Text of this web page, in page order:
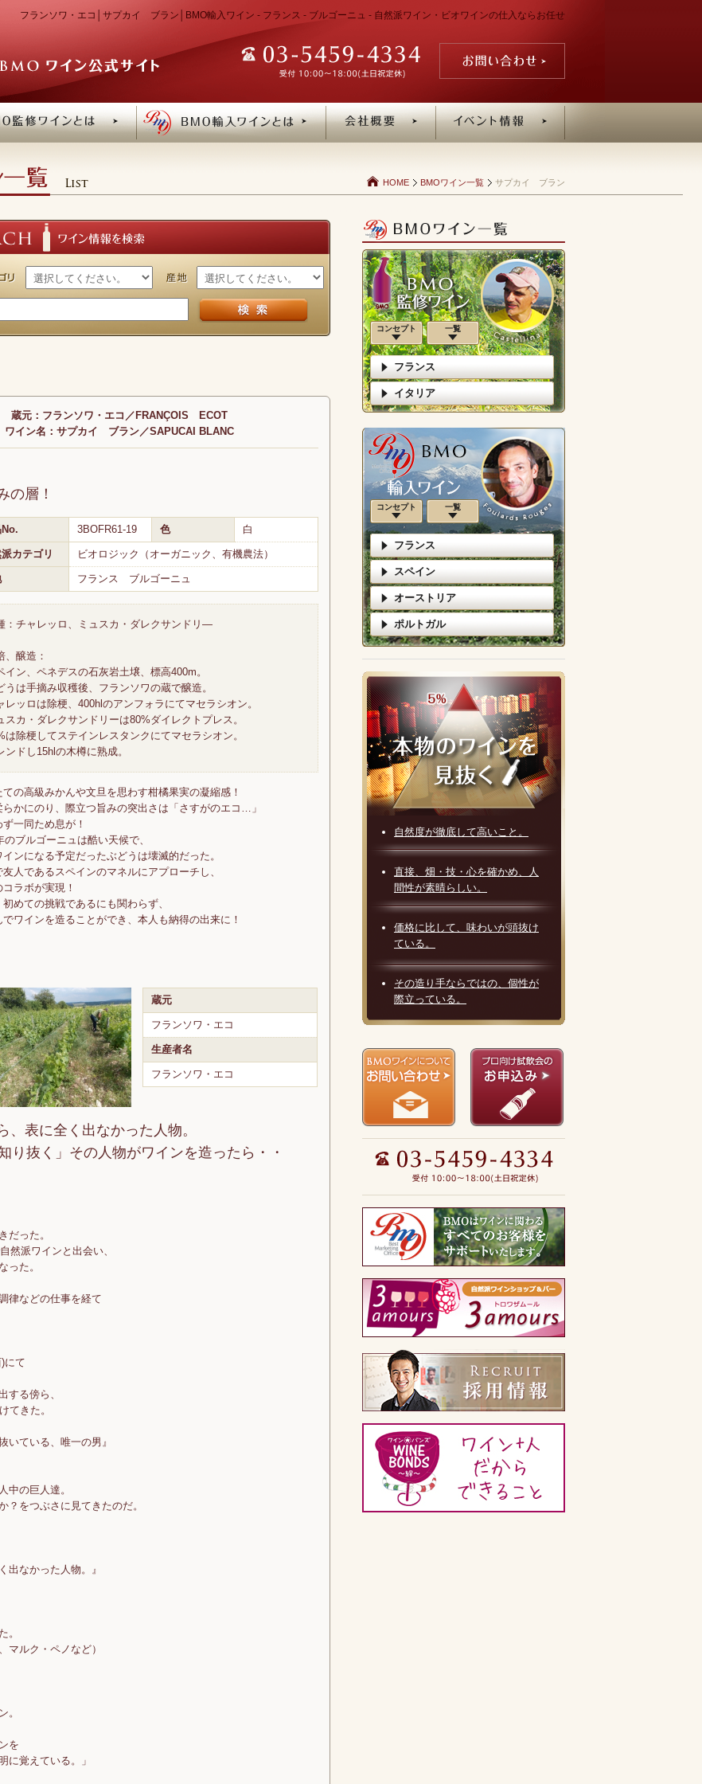
フランソワ・エコ│サプカイ ブラン│BMO輸入ワイン - フランス - ブルゴーニュ - 自然派ワイン・ビオワインの仕入ならお任せ
HOME BMOワイン一覧 サプカイ ブラン
蔵元：フランソワ・エコ／FRANÇOIS ECOT
ワイン名：サプカイ ブラン／SAPUCAI BLANC
層！
3BOFR61-19 色 白
カテゴリ ビオロジック（オーガニック、有機農法）
フランス ブルゴーニュ
：チャレッロ、ミュスカ・ダレクサンドリ―
、醸造：
イン、ペネデスの石灰岩土壌、標高400m。
うは手摘み収穫後、フランソワの蔵で醸造。
レッロは除梗、400hlのアンフォラにてマセラシオン。
スカ・ダレクサンドリーは80%ダイレクトプレス。
は除梗してステインレスタンクにてマセラシオン。
ンドし15hlの木樽に熟成。
ての高級みかんや文旦を思わす柑橘果実の凝縮感！
らかにのり、際立つ旨みの突出さは「さすがのエコ…」
ず一同ため息が！
のブルゴーニュは酷い天候で、
インになる予定だったぶどうは壊滅的だった。
友人であるスペインのマネルにアプローチし、
ラボが実現！
めての挑戦であるにも関わらず、
でワインを造ることができ、本人も納得の出来に！
蔵元
フランソワ・エコ
生産者名
フランソワ・エコ
表に全く出なかった人物。
り抜く」その人物がワインを造ったら・・
だった。
然派ワインと出会い、
った。
律などの仕事を経て
にて
する傍ら、
てきた。
いている、唯一の男』
中の巨人達。
？をつぶさに見てきたのだ。
出なかった人物。』
。
マルク・ペノなど）
。
を
に覚えている。」
コンセプト 一覧
フランス
イタリア
コンセプト 一覧
フランス
スペイン
オーストリア
ポルトガル
自然度が徹底して高いこと。
直接、畑・技・心を確かめ、人
間性が素晴らしい。
価格に比して、味わいが頭抜け
ている。
その造り手ならではの、個性が
際立っている。